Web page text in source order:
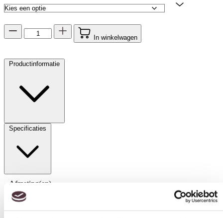
Toestemming Over
In winkelwagen
Productinformatie
Specificaties
Afmeting(en)
120 cm rond
120 cm rond, 120×180 cm, 160×230 cm, 200×290
200×290 cm ,
240